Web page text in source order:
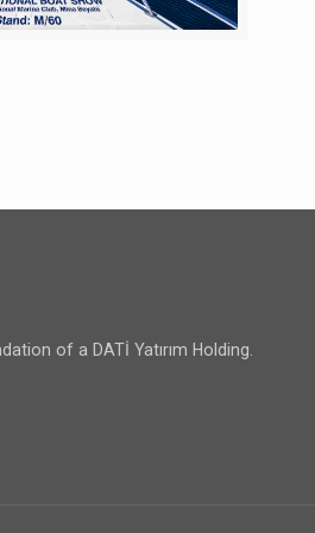
of a DATİ Yatırım Holding.